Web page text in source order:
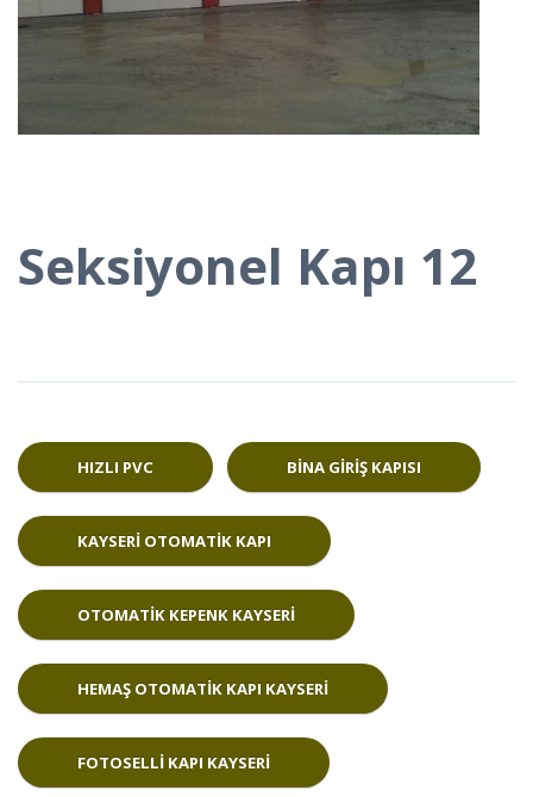
Seksiyonel Kapı 12
HIZLI PVC BINA GIRIŞ KAPISI
KAYSERI OTOMATIK KAPI
OTOMATIK KEPENK KAYSERI
HEMAŞ OTOMATIK KAPI KAYSERI
FOTOSELLI KAPI KAYSERI